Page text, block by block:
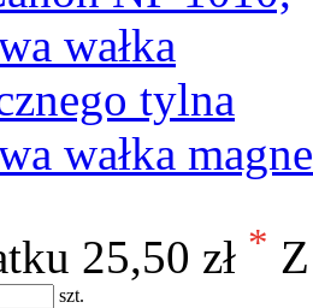
wałka
25,50 zł *
szt.